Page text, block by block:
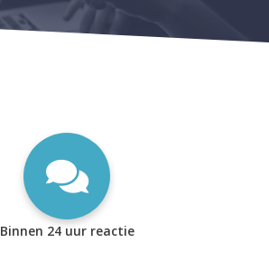
2. Onderzoeken +
Binnen 24 uur reactie